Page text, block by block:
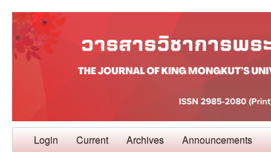
Login Current Archives Announcements